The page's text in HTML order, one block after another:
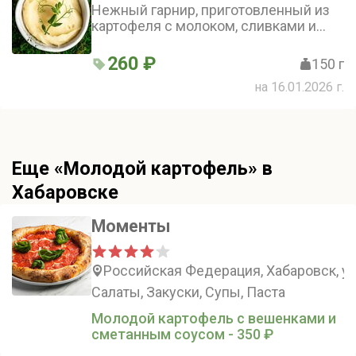
Нежный гарнир, приготовленный из
картофеля с молоком, сливками и
домашнего уюта и тепла
260 ₽ 150 г
на 16.01.2026 г.
Еще «Молодой картофель» в
Хабаровске
Моменты
Российская Федерация, Хабаровск,
Салаты, Закуски, Супы, Паста
Молодой картофель с вешенками и
сметанным соусом - 350 ₽